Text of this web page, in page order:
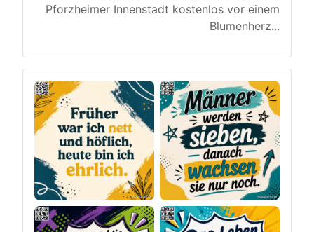
Pforzheimer Innenstadt kostenlos vor einem
Blumenherz...